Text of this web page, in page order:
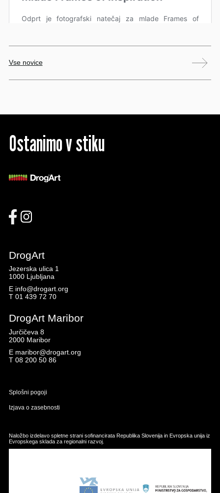
Vse novice
Ostanimo v stiku
DrogArt
Jezerska ulica 1
1000 Ljubljana
E info@drogart.org
T 01 439 72 70
DrogArt Maribor
Jurčičeva 8
2000 Maribor
E maribor@drogart.org
T 08 200 50 86
Splošni pogoji
Izjava o zasebnosti
Naložbo izdelavo spletne strani sofinancirata Republika Slovenija in Evropska unija iz
Evropskega sklada za regionalni razvoj.